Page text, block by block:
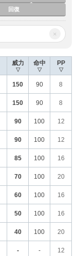
回復
×
威力
▽
命中
▽
PP
▽
150 90 8
150 90 8
90 100 12
90 100 12
85 100 16
70 100 20
60 100 16
50 100 16
40 100 20
- - 12